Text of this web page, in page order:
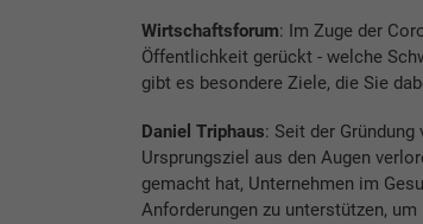
Wirtschaftsforum: Im Zuge der
Öffentlichkeit gerückt - welche
gibt es besondere Ziele, die Sie
Daniel Triphaus: Seit der Gründung
Ursprungsziel aus den Augen
gemacht hat, Unternehmen im
Anforderungen zu unterstützen,